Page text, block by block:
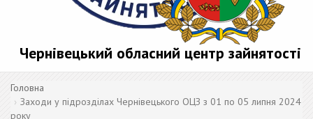
Чернівецький обласний центр зайнятості
Головна
Заходи у підрозділах Чернівецького ОЦЗ з 01 по 05 липня 2024
року